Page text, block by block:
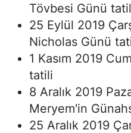
Tövbesi Günü
25 Eylül 2019
Nicholas Günü
1 Kasım 2019
tatili
8 Aralık 2019
Meryem'in
25 Aralık 2019